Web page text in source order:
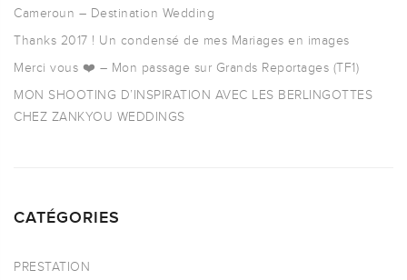
Cameroun – Destination Wedding
Thanks 2017 ! Un condensé de mes Mariages en images
Merci vous ❤️ – Mon passage sur Grands Reportages (TF1)
MON SHOOTING D’INSPIRATION AVEC LES BERLINGOTTES
CHEZ ZANKYOU WEDDINGS
CATÉGORIES
PRESTATION